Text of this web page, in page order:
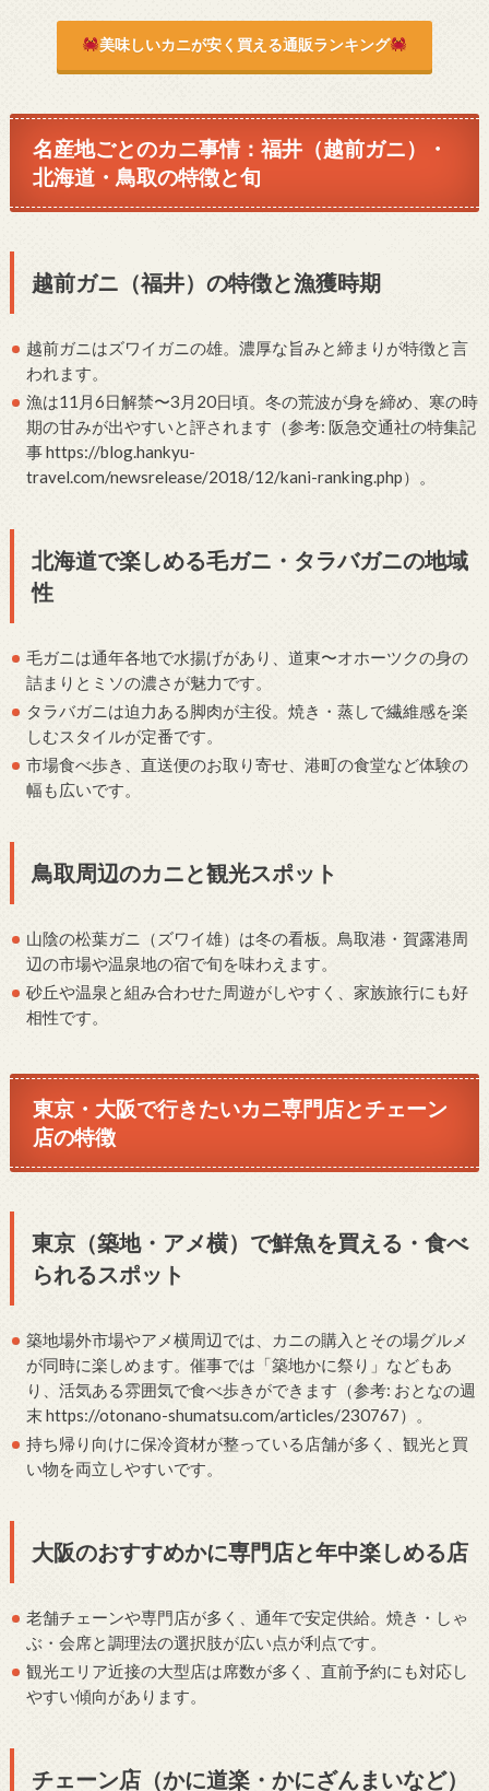
美味しいカニが安く買える通販ランキング
名産地ごとのカニ事情：福井（越前ガニ）・
北海道・鳥取の特徴と旬
越前ガニ（福井）の特徴と漁獲時期
越前ガニはズワイガニの雄。濃厚な旨みと締まりが特徴と言
われます。
漁は11月6日解禁〜3月20日頃。冬の荒波が身を締め、寒の時
期の甘みが出やすいと評されます（参考: 阪急交通社の特集記
事 https://blog.hankyu-
travel.com/newsrelease/2018/12/kani-ranking.php）。
北海道で楽しめる毛ガニ・タラバガニの地域
性
毛ガニは通年各地で水揚げがあり、道東〜オホーツクの身の
詰まりとミソの濃さが魅力です。
タラバガニは迫力ある脚肉が主役。焼き・蒸しで繊維感を楽
しむスタイルが定番です。
市場食べ歩き、直送便のお取り寄せ、港町の食堂など体験の
幅も広いです。
鳥取周辺のカニと観光スポット
山陰の松葉ガニ（ズワイ雄）は冬の看板。鳥取港・賀露港周
辺の市場や温泉地の宿で旬を味わえます。
砂丘や温泉と組み合わせた周遊がしやすく、家族旅行にも好
相性です。
東京・大阪で行きたいカニ専門店とチェーン
店の特徴
東京（築地・アメ横）で鮮魚を買える・食べ
られるスポット
築地場外市場やアメ横周辺では、カニの購入とその場グルメ
が同時に楽しめます。催事では「築地かに祭り」などもあ
り、活気ある雰囲気で食べ歩きができます（参考: おとなの週
末 https://otonano-shumatsu.com/articles/230767）。
持ち帰り向けに保冷資材が整っている店舗が多く、観光と買
い物を両立しやすいです。
大阪のおすすめかに専門店と年中楽しめる店
老舗チェーンや専門店が多く、通年で安定供給。焼き・しゃ
ぶ・会席と調理法の選択肢が広い点が利点です。
観光エリア近接の大型店は席数が多く、直前予約にも対応し
やすい傾向があります。
チェーン店（かに道楽・かにざんまいなど）